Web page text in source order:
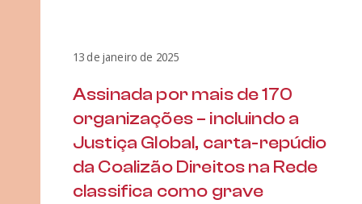
13 de janeiro de 2025
Assinada por mais de 170
organizações – incluindo a
Justiça Global, carta-repúdio
da Coalizão Direitos na Rede
classifica como grave